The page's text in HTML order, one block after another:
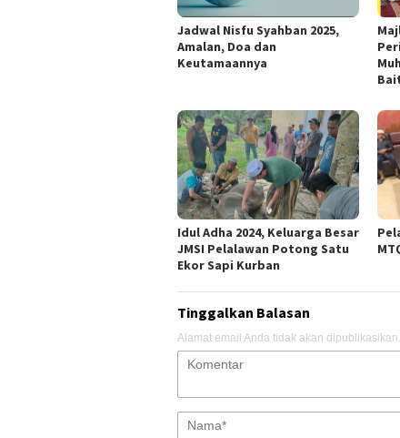
Jadwal Nisfu Syahban 2025,
Amalan, Doa dan
Keutamaannya
Idul Adha 2024, Keluarga Besar
JMSI Pelalawan Potong Satu
Ekor Sapi Kurban
Tinggalkan Balasan
Alamat email Anda tidak akan dipublikasikan.